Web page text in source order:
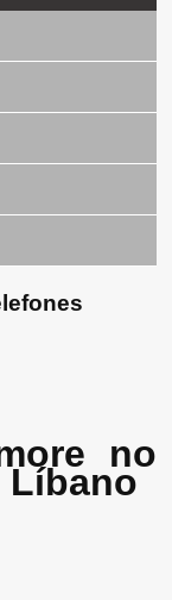
no
Líbano